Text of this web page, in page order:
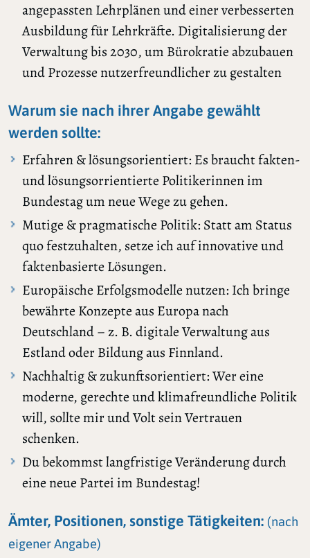
angepassten Lehrplänen und einer verbesserten
Ausbildung für Lehrkräfte. Digitalisierung der
Verwaltung bis 2030, um Bürokratie abzubauen
und Prozesse nutzerfreundlicher zu gestalten
Warum sie nach ihrer Angabe gewählt
werden sollte:
Erfahren & lösungsorientiert: Es braucht fakten-
und lösungsorrientierte Politikerinnen im
Bundestag um neue Wege zu gehen.
Mutige & pragmatische Politik: Statt am Status
quo festzuhalten, setze ich auf innovative und
faktenbasierte Lösungen.
Europäische Erfolgsmodelle nutzen: Ich bringe
bewährte Konzepte aus Europa nach
Deutschland – z. B. digitale Verwaltung aus
Estland oder Bildung aus Finnland.
Nachhaltig & zukunftsorientiert: Wer eine
moderne, gerechte und klimafreundliche Politik
will, sollte mir und Volt sein Vertrauen
schenken.
Du bekommst langfristige Veränderung durch
eine neue Partei im Bundestag!
Ämter, Positionen, sonstige Tätigkeiten: (nach
eigener Angabe)